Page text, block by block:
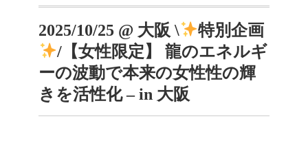
2025/10/25 @ 大阪 \
特別企画
/【女性限定】 龍のエネルギ
ーの波動で本来の女性性の輝
きを活性化 – in 大阪